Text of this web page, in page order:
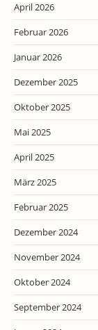
April 2026
Februar 2026
Januar 2026
Dezember 2025
Oktober 2025
Mai 2025
April 2025
März 2025
Februar 2025
Dezember 2024
November 2024
Oktober 2024
September 2024